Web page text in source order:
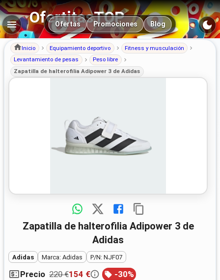
OfertitasTOP
Navegación principal
Ofertas Promociones Blog
Inicio Equipamiento deportivo
Fitness y musculación
Levantamiento de pesas
Peso libre
Zapatilla de halterofilia Adipower 3 de Adidas
Zapatilla de halterofilia Adipower 3 de
Adidas
Adidas Marca: Adidas P/N: NJF07
Precio 220 €154 € -30%